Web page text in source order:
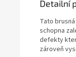
Detailní
Tato
schopna
defekty
zároveň